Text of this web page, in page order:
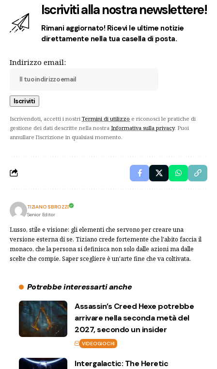
Iscriviti alla nostra newslettere!
Rimani aggiornato! Ricevi le ultime notizie
direttamente nella tua casella di posta.
Indirizzo email:
Iscrivendoti, accetti i nostri Termini di utilizzo e riconosci le pratiche di
gestione dei dati descritte nella nostra Informativa sulla privacy. Puoi
annullare l'iscrizione in qualsiasi momento.
TIZIANO SBROZZI
Senior Editor
Lusso, stile e visione: gli elementi che servono per creare una
versione esterna di se. Tiziano crede fortemente che l'abito faccia il
monaco, che la persona si definisca non solo dalle azioni ma dalle
scelte che compie. Saper scegliere è un'arte fine che va coltivata.
Potrebbe interessarti anche
Assassin’s Creed Hexe potrebbe
arrivare nella seconda metà del
2027, secondo un insider
VIDEOGIOCHI
Intergalactic: The Heretic